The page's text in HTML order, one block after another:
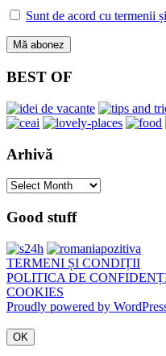
Sunt de acord cu termenii
BEST OF
Arhivă
Arhivă
Good stuff
TERMENI ȘI CONDIȚII
POLITICA DE
COOKIES
Proudly powered by
OK